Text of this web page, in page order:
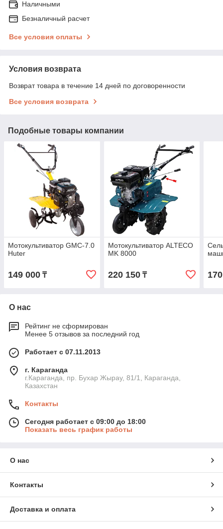
Наличными
Безналичный расчет
Все условия оплаты
Условия возврата
Возврат товара в течение 14 дней по договоренности
Все условия возврата
Подобные товары компании
Мотокультиватор GMC-7.0
Huter
149 000 ₸
Мотокультиватор ALTECO
MK 8000
220 150₸
О нас
Рейтинг не сформирован
Менее 5 отзывов за последний год
Работает с 07.11.2013
г. Караганда
г.Караганда, пр. Бухар Жырау, 81/1, Караганда,
Казахстан
Контакты
Сегодня работает с 09:00 до 18:00
Показать весь график работы
О нас
Контакты
Доставка и оплата